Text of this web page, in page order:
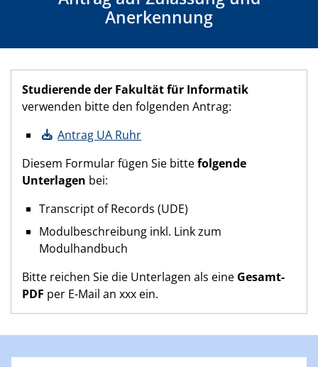
Anerkennung
Studierende der Fakultät für Informatik
verwenden bitte den folgenden Antrag:
Antrag UA Ruhr
Diesem Formular fügen Sie bittefolgende
Unterlagen bei:
Transcript of Records (UDE)
Modulbeschreibung inkl. Link zum
Modulhandbuch
Bitte reichen Sie die Unterlagen als eine Gesamt-
PDF per E-Mail an xxx ein.